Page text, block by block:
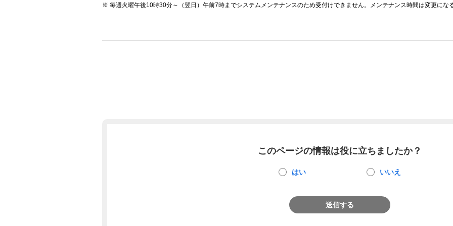
毎週火曜午後10時30分～（翌日）午前7時までシステムメンテナンスのため受付けできません。メンテナンス時間は変更にな
このページの情報は役に立ちましたか？
はい いいえ
送信する